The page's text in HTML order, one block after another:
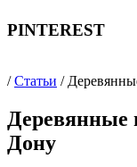
PINTEREST
/Статьи /
Деревянные
Дону